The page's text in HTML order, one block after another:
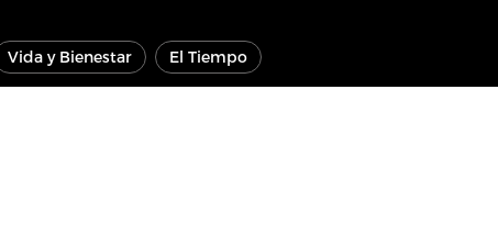
Vida y Bienestar El Tiempo